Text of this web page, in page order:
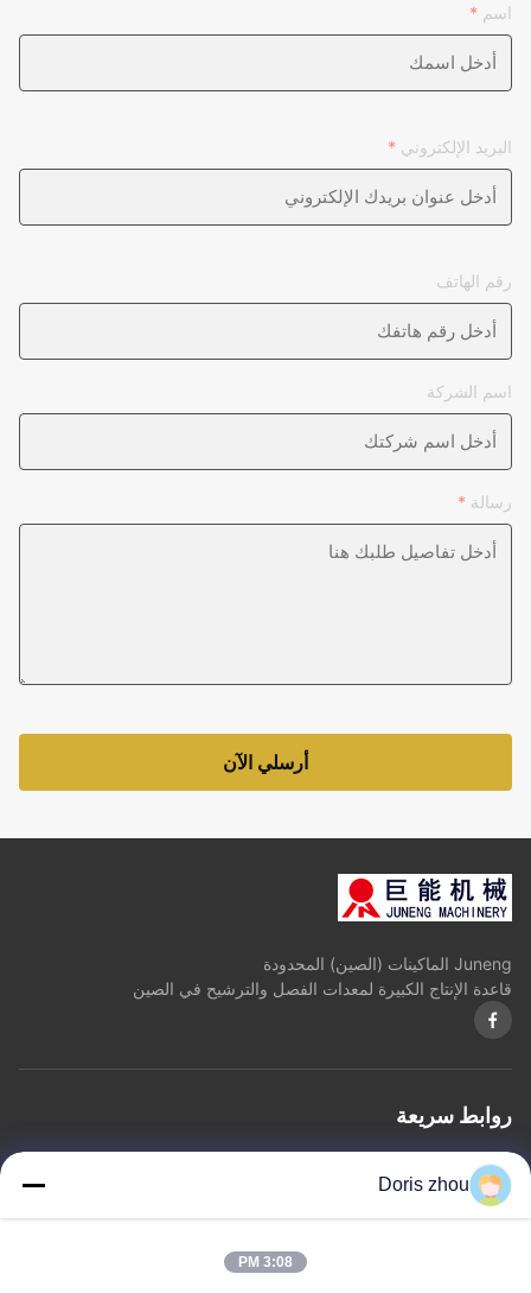
اسم *
البريد الإلكتروني *
رقم الهاتف
اسم الشركة
رسالة *
أرسلي الآن
Juneng الماكينات (الصين) المحدودة
قاعدة الإنتاج الكبيرة لمعدات الفصل والترشيح في الصين
روابط سريعة
المنزل
Doris zhou
3:08 PM